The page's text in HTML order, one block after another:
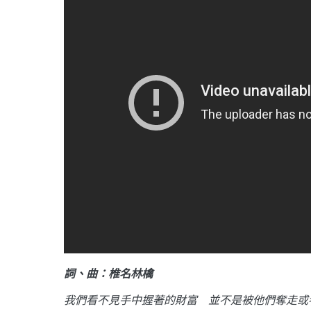
詞、曲：椎名林檎
我們看不見手中握著的財富 並不是被他們奪走或